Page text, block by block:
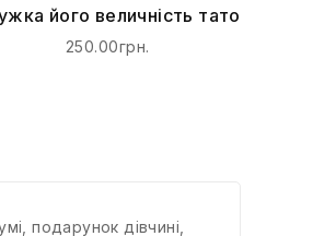
його величність тато
250.00грн.
,подарунок дівчині